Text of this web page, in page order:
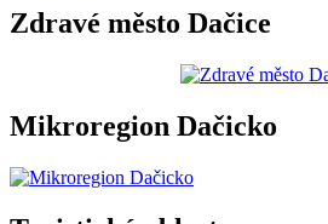
Zdravé město Dačice
Mikroregion Dačicko